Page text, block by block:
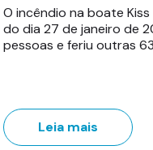
O incêndio na boate
do dia 27 de janeiro de
pessoas e feriu outras
Leia mais